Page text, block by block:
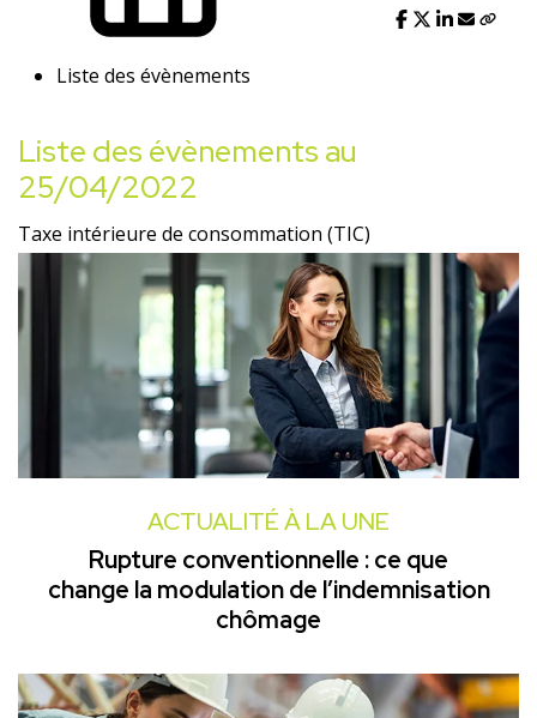
Liste des évènements
Liste des évènements au
25/04/2022
Taxe intérieure de consommation (TIC)
ACTUALITÉ À LA UNE
Rupture conventionnelle : ce que
change la modulation de l’indemnisation
chômage